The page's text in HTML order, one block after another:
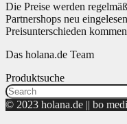
Die Preise werden
Partnershops neu
Preisunterschieden
Das holana.de Team
Produktsuche
Search
for:
© 2023 holana.de || bo